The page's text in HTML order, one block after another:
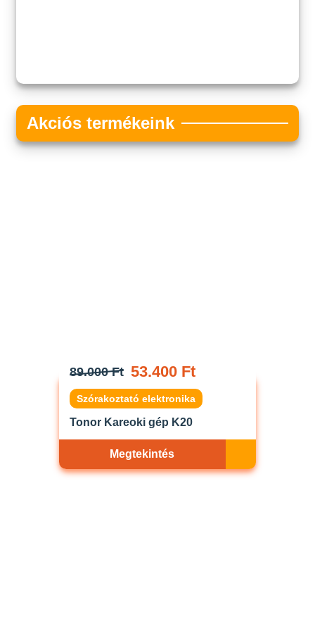
Akciós termékeink
89.000 Ft 53.400 Ft
Szórakoztató elektronika
Tonor Kareoki gép K20
Megtekintés